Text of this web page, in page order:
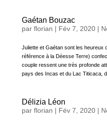
Gaétan Bouzac
par florian | Fév 7, 2020|
Juliette et Gaétan sont les heureux
référence à la Déesse Terre)
couple ressent une très profonde
pays des Incas et du Lac Titicaca,
Délizia Léon
par florian | Fév 7, 2020|